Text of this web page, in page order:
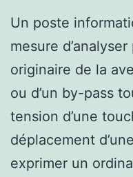
Un poste
mesure
originaire de la
ou d’un by-pass
tension d’une
déplacement
exprimer un